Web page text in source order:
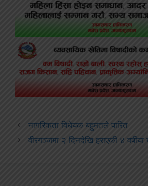
नागरिकता विधेयक बहुमतले पारित
वीरगञ्जमा २ दिनदेखि हराएकी ४